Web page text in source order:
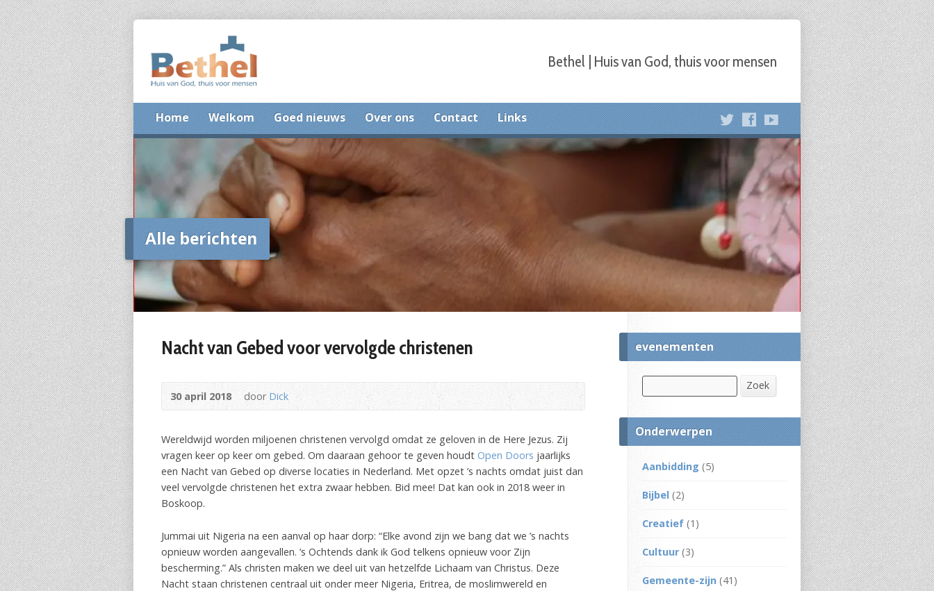
Bethel | Huis van God, thuis voor mensen
Home Welkom Goed nieuws Over ons Contact Links
Alle berichten
Nacht van Gebed voor vervolgde christenen
30 april 2018 doorDick
Wereldwijd worden miljoenen christenen vervolgd omdat ze geloven in de Here Jezus. Zij
vragen keer op keer om gebed. Om daaraan gehoor te geven houdt Open Doors jaarlijks
een Nacht van Gebed op diverse locaties in Nederland. Met opzet ’s nachts omdat juist dan
veel vervolgde christenen het extra zwaar hebben. Bid mee! Dat kan ook in 2018 weer in
Boskoop.
Jummai uit Nigeria na een aanval op haar dorp: “Elke avond zijn we bang dat we ’s nachts
opnieuw worden aangevallen. ’s Ochtends dank ik God telkens opnieuw voor Zijn
bescherming.” Als christen maken we deel uit van hetzelfde Lichaam van Christus. Deze
Nacht staan christenen centraal uit onder meer Nigeria, Eritrea, de moslimwereld en
evenementen
Zoek
Onderwerpen
Aanbidding (5)
Bijbel (2)
Creatief (1)
Cultuur (3)
Gemeente-zijn (41)